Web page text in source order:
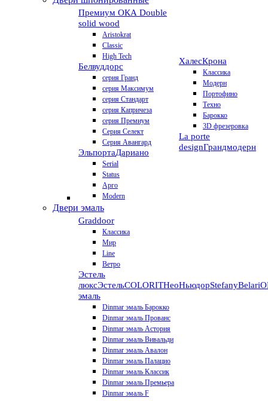
Премиум ОКА Double
solid wood
Aristokrat
Classic
High Tech
Белвуддорс
серия Гранд
серия Максимум
серия Стандарт
серия Капричеза
серия Премиум
Серия Селект
Серия Авангард
ЭльпортаДариано
Serial
Status
Арго
Modern
ХалесКрона
Классика
Модерн
Портофино
Техно
Барокко
3D фрезеровка
La porte
designГрандмодерн
Двери эмаль
Graddoor
Классика
Мир
Line
Ветро
Эстель
люксЭстельCOLORITНеоНьюдорStefanyBelari
эмаль
Dinmar эмаль Барокко
Dinmar эмаль Прованс
Dinmar эмаль Астория
Dinmar эмаль Вивальди
Dinmar эмаль Авалон
Dinmar эмаль Палацио
Dinmar эмаль Классик
Dinmar эмаль Премьера
Dinmar эмаль F